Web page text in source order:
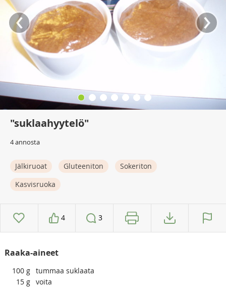
‹ ›
"suklaahyytelö"
4 annosta
Jälkiruoat Gluteeniton
Sokeriton
Kasvisruoka
4 3
Raaka-aineet
100 g tummaa suklaata
15 g voita